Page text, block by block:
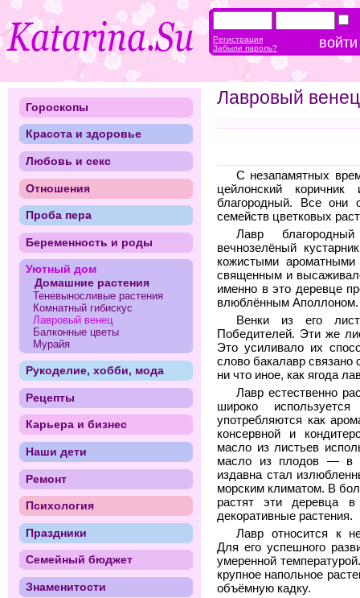
Лавровый
С незапамятных
цейлонский
благородный. Все они
семейств цветковых
Лавр
вечнозелёный
кожистыми
священным и
именно в это деревце
влюблённым
Венки из его
Победителей. Эти же
Это усиливало их
слово бакалавр
ни что иное, как ягода
Лавр естественно
широко
употребляются как
консервной и
масло из листьев
масло из плодов — в
издавна стал
морским климатом. В
растят эти деревца
декоративные растения.
Лавр относится к
Для его успешного
умеренной
крупное напольное
объёмную кадку.
Гороскопы
Красота и здоровье
Любовь и секс
Отношения
Проба пера
Беременность и роды
Уютный дом
Домашние растения
Теневыносливые растения
Комнатный гибискус
Лавровый венец
Балконные цветы
Мурайя
Рукоделие, хобби, мода
Рецепты
Карьера и бизнес
Наши дети
Ремонт
Психология
Праздники
Семейный бюджет
Знаменитости
Регистрация
Забыли пароль?